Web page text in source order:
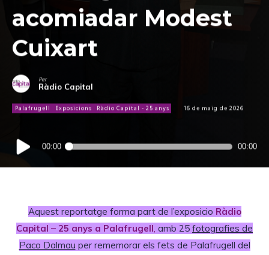
acomiadar Modest
Cuixart
Per
Ràdio Capital
Palafrugell Exposicions Ràdio Capital - 25 anys 16 de maig de 2026
Reproductor
d'àudio
00:00 00:00
Aquest reportatge forma part de l’exposicio Ràdio
Capital – 25 anys a Palafrugell, amb 25 fotografies de
Paco Dalmau per rememorar els fets de Palafrugell del